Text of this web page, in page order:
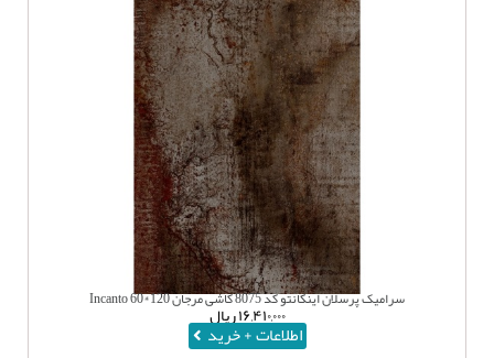
سرامیک پرسلان اینکانتو کد 8075 کاشی مرجان 120*60 Incanto
۱۶,۴۱۰,۰۰۰ریال
اطلاعات + خرید